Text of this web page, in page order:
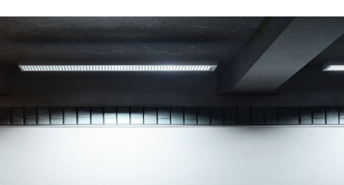
Purpose Marketing
Reputatie & crisis